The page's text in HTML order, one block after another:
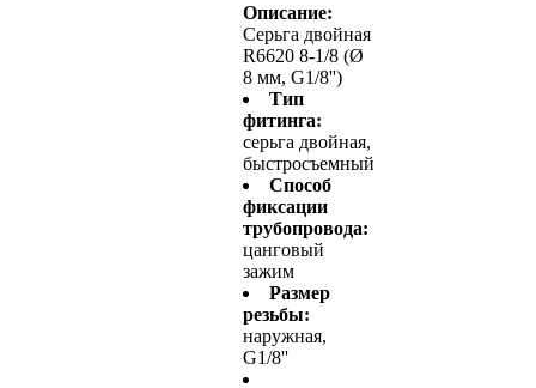
Описание:
Серьга двойная
R6620 8-1/8 (Ø
8 мм, G1/8'')
Тип
фитинга:
серьга двойная,
быстросъемный
Способ
фиксации
трубопровода:
цанговый
зажим
Размер
резьбы:
наружная,
G1/8''